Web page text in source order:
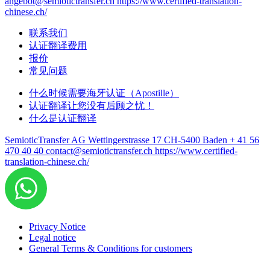
chinese.ch/
联系我们
认证翻译费用
报价
常见问题
什么时候需要海牙认证（Apostille）
认证翻译让您没有后顾之忧！
什么是认证翻译
SemioticTransfer AG Wettingerstrasse 17 CH-5400 Baden + 41 56
470 40 40 contact@semiotictransfer.ch https://www.certified-
translation-chinese.ch/
Privacy Notice
Legal notice
General Terms & Conditions for customers